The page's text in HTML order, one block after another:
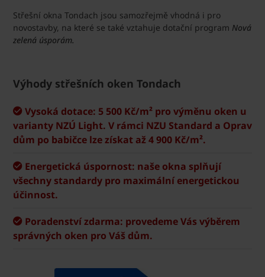
Střešní okna Tondach jsou samozřejmě vhodná i pro
novostavby, na které se také vztahuje dotační program Nová
zelená úsporám.
Výhody střešních oken Tondach
Vysoká dotace: 5 500 Kč/m² pro výměnu oken u
varianty NZÚ Light. V rámci NZU Standard a Oprav
dům po babičce lze získat až 4 900 Kč/m².
Energetická úspornost: naše okna splňují
všechny standardy pro maximální energetickou
účinnost.
Poradenství zdarma: provedeme Vás výběrem
správných oken pro Váš dům.